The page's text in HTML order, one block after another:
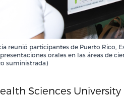
reunió participantes de Puerto Rico,
orales en las áreas de
suministrada)
Sciences